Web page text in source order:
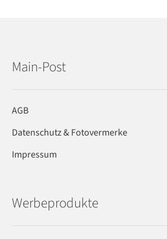
Main-Post
AGB
Datenschutz & Fotovermerke
Impressum
Werbeprodukte